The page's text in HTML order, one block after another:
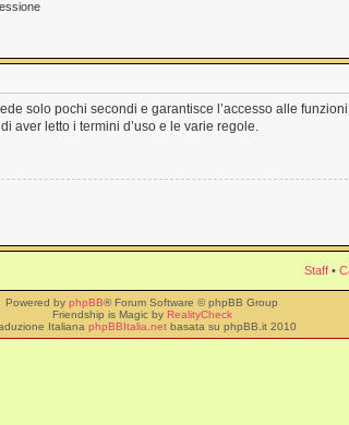
solo pochi secondi e garantisce l’accesso alle
aver letto i termini d’uso e le varie regole.
Staff •
Powered by phpBB® Forum Software © phpBB Group
Friendship is Magic by RealityCheck
Italiana phpBBItalia.netbasata su phpBB.it 2010